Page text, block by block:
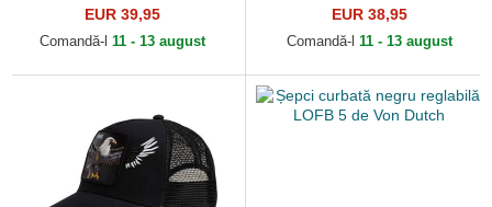
Goorin Bros.EUR 39,95
Comandă-l 11 - 13 august
New York Yankees MLB de
New Era
EUR 38,95
Comandă-l 11 - 13 august